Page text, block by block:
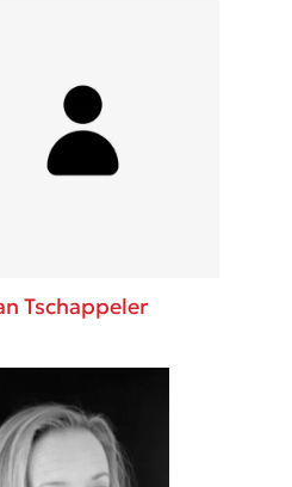
Tschappeler